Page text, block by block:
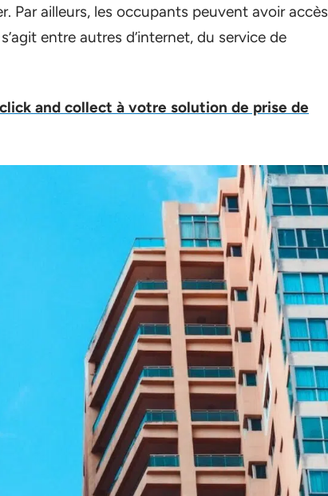
Par ailleurs, les occupants peuvent avoir accès
entre autres d’internet, du service de
and collect à votre solution de prise de